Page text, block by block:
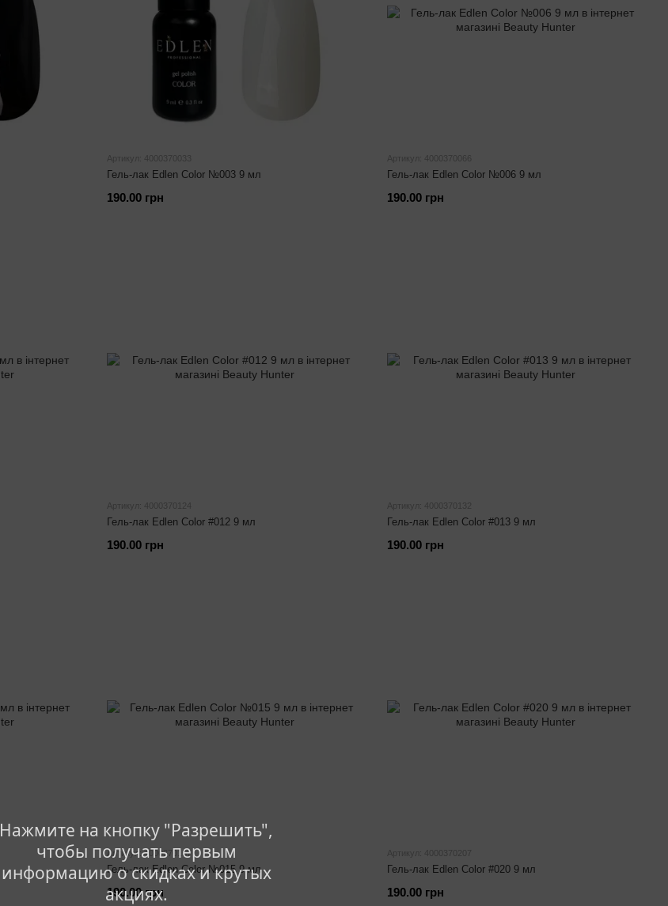
Нажмите на кнопку "Разрешить",
чтобы получать первым
информацию о скидках и крутых
акциях.
Артикул: 4000370033
Гель-лак Edlen Color №003 9 мл
190.00 грн
Артикул: 4000370066
Гель-лак Edlen Color №006 9 мл
190.00 грн
Артикул: 4000370124
Гель-лак Edlen Color #012 9 мл
190.00 грн
Артикул: 4000370132
Гель-лак Edlen Color #013 9 мл
190.00 грн
Артикул: 4000370157
Гель-лак Edlen Color №015 9 мл
190.00 грн
Артикул: 4000370207
Гель-лак Edlen Color #020 9 мл
190.00 грн